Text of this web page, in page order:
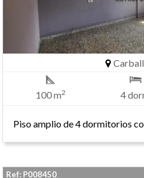
100 m2 4
Piso amplio de 4 dormitorios
Ref: P008450